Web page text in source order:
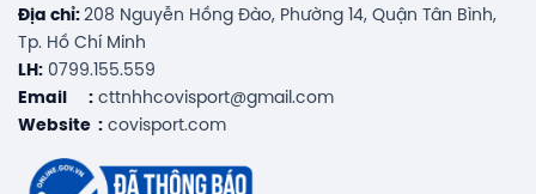
Địa chỉ: 208 Nguyễn Hồng Đào, Phường 14, Quận Tân Bình,
Tp. Hồ Chí Minh
LH: 0799.155.559
Email : cttnhhcovisport@gmail.com
Website : covisport.com